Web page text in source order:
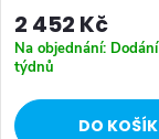
2 452 Kč
Na objednání:
týdnů
DO